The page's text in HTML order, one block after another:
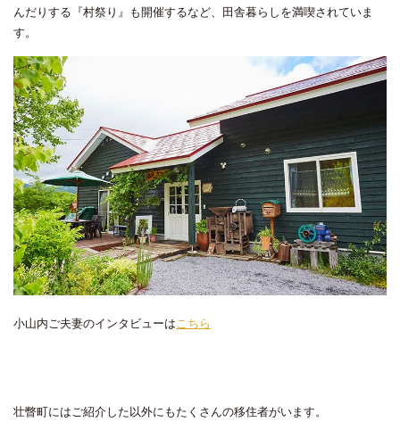
んだりする『村祭り』も開催するなど、田舎暮らしを満喫されていま
す。
小山内ご夫妻のインタビューは こちら
壮瞥町にはご紹介した以外にもたくさんの移住者がいます。